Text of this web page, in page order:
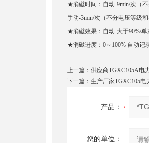
★消磁时间：自动-9min/
手动-3min/次（不分电压等级
★消磁效果：自动-大于90%/
★消磁进度：0～100% 自动
上一篇： 供应商TGXC105A电
下一篇： 生产厂家TGXC105电
产品：
您的单位：